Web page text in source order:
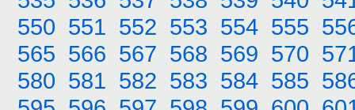
550 551 552 553 554 555
565 566 567 568 569 570
580 581 582 583 584 585